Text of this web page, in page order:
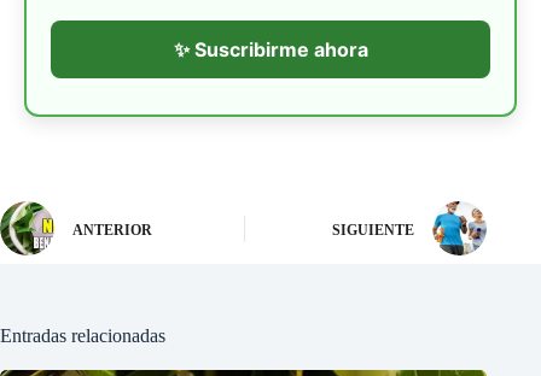
✨ Suscribirme ahora
ANTERIOR SIGUIENTE
Entradas relacionadas